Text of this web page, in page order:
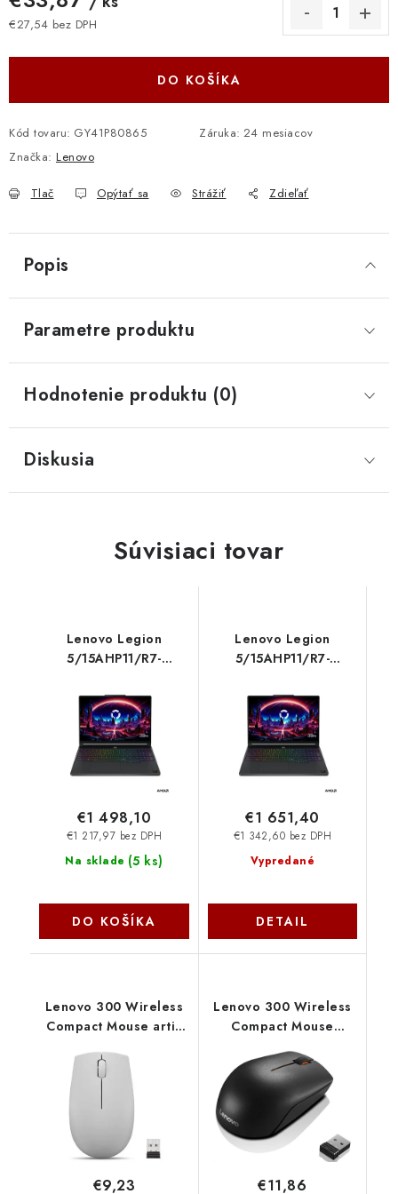
€27,54 bez DPH
DO KOŠÍKA
Kód tovaru: GY41P80865 Záruka: 24 mesiacov
Značka: Lenovo
Tlač Opýtať sa Strážiť Zdieľať
Popis
Parametre produktu
Hodnotenie produktu (0)
Diskusia
Súvisiaci tovar
Lenovo Legion
5/15AHP11/R7-
5060/W11H/Black/3R
83Q70033CK
Na sklade (5 ks)
€1 217,97 bez DPH
€1 498,10
DO KOŠÍKA
Lenovo Legion
5/15AHP11/R7-
5060/W11H/Black/3R
83Q70031CK
Vypredané
€1 342,60 bez DPH
€1 651,40
DETAIL
Lenovo 300 Wireless
Compact Mouse artic
€9,23
Lenovo 300 Wireless
Compact Mouse
€11,86